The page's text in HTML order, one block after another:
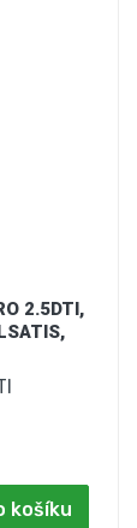
2.5DTI,
košíku